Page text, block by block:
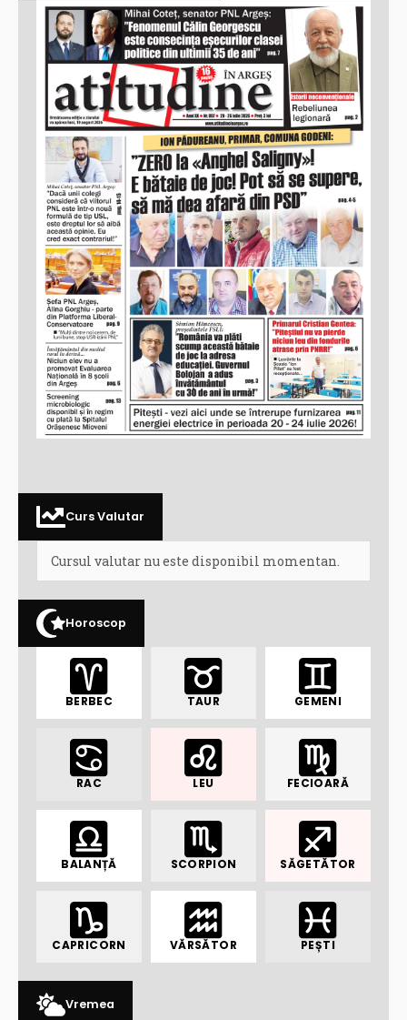
Curs Valutar
Cursul valutar nu este disponibil momentan.
Horoscop
BERBEC TAUR GEMENI
RAC LEU FECIOARĂ
BALANȚĂ SCORPION SĂGETĂTOR
CAPRICORN VĂRSĂTOR PEȘTI
Vremea